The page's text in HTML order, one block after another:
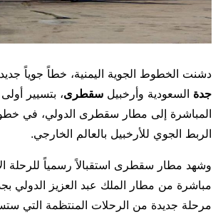
دشنت الخطوط الجوية اليمنية، خطاً جوياً
جدة السعودية وأرخبيل سقطرى، بتسيير
المباشرة إلى مطار سقطرى الدولي، في
الربط الجوي للأرخبيل بالعالم الخارجي.
​وشهد مطار سقطرى استقبالاً رسمياً للرحلة
مباشرة من مطار الملك عبد العزيز الدولي
مرحلة جديدة من الرحلات المنتظمة التي